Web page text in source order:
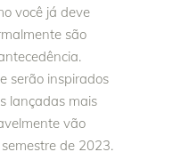
você já deve
são
serão inspirados
lançadas mais
vão
de 2023.